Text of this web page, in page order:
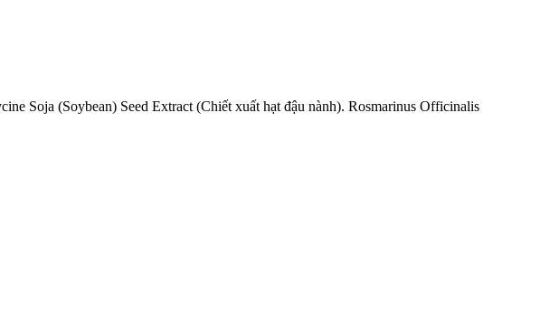
Soja (Soybean) Seed Extract (Chiết xuất hạt đậu nành). Rosmarinus Officinalis